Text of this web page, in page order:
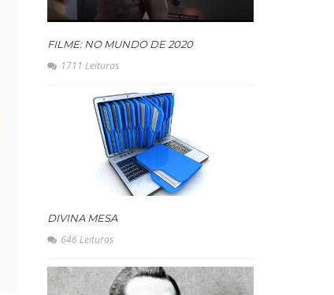
FILME: NO MUNDO DE 2020
1711 Leituras
DIVINA MESA
646 Leituras